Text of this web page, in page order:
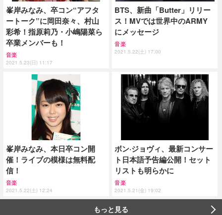
峯岸みなみ、卒コン“アフタ
ートーク”に岡田奈々、村山
彩希！指原莉乃・小嶋陽菜ら
卒業メンバーも！
音楽
2021.5.23(日) 11:17
BTS、新曲「Butter」リリー
ス！MVでは世界中のARMY
にメッセージ
音楽
2021.5.22(土) 17:00
峯岸みなみ、本日卒コン開
催！ライブの模様は無料配
信！
音楽
2021.5.22(土) 12:24
ボン·ジョヴィ、最新コンサー
ト日本語予告編公開！セット
リストも明らかに
音楽
2021.5.21(金) 19:02
もっと見る